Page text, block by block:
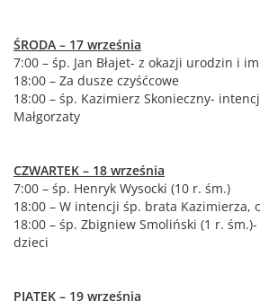
ŚRODA – 17 września
7:00 – śp. Jan Błajet- z okazji urodzin i
18:00 – Za dusze czyśćcowe
18:00 – śp. Kazimierz Skonieczny-
Małgorzaty
CZWARTEK – 18 września
7:00 – śp. Henryk Wysocki (10 r. śm.)
18:00 – W intencji śp. brata Kazimierza,
18:00 – śp. Zbigniew Smoliński (1 r.
dzieci
PIĄTEK – 19 września